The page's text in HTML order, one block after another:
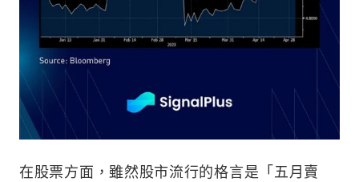
在股票方面，雖然股市流行的格言是「五月賣